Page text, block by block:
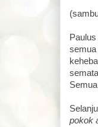
semua
pokok